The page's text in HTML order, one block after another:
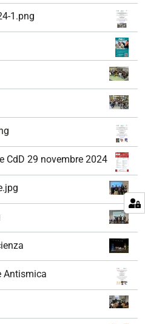
1.png
CdD 29 novembre 2024
Antismica